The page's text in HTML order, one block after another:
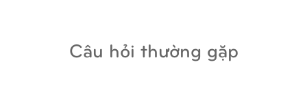
Câu hỏi thường gặp